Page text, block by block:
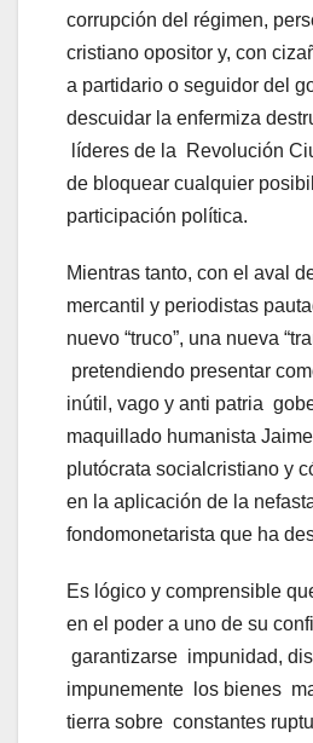
corrupción del régimen,
cristiano opositor y, con
a partidario o seguidor del
descuidar la enfermiza
líderes de la Revolución
de bloquear cualquier
participación política.
Mientras tanto, con el aval
mercantil y periodistas
nuevo “truco”, una nueva
pretendiendo presentar
inútil, vago y anti patria
maquillado humanista
plutócrata socialcristiano y
en la aplicación de la
fondomonetarista que ha
Es lógico y comprensible
en el poder a uno de su
garantizarse impunidad,
impunemente los bienes
tierra sobre constantes